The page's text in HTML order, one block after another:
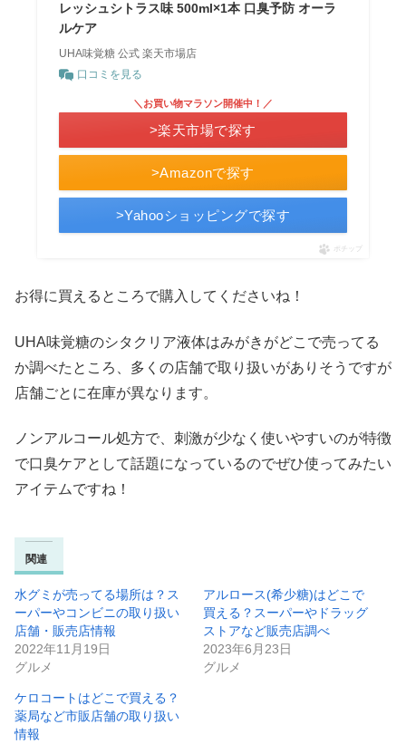
レッシュシトラス味 500ml×1本 口臭予防 オーラ
ルケア
UHA味覚糖 公式 楽天市場店
口コミを見る
>Amazonで探す
＼お買い物マラソン開催中！／
>楽天市場で探す
>Yahooショッピングで探す
ポチップ
お得に買えるところで購入してくださいね！
UHA味覚糖のシタクリア液体はみがきがどこで売ってる
か調べたところ、多くの店舗で取り扱いがありそうですが
店舗ごとに在庫が異なります。
ノンアルコール処方で、刺激が少なく使いやすいのが特徴
で口臭ケアとして話題になっているのでぜひ使ってみたい
アイテムですね！
関連
水グミが売ってる場所は？ス
ーパーやコンビニの取り扱い
店舗・販売店情報
2022年11月19日
グルメ
アルロース(希少糖)はどこで
買える？スーパーやドラッグ
ストアなど販売店調べ
2023年6月23日
グルメ
ケロコートはどこで買える？
薬局など市販店舗の取り扱い
情報